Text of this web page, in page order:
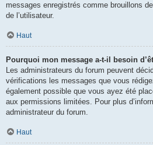
messages enregistrés comme brouillons
de l’utilisateur.
Haut
Pourquoi mon message a-t-il besoin
Les administrateurs du forum peuvent
vérifications les messages que vous
également possible que vous ayez été
aux permissions limitées. Pour plus
administrateur du forum.
Haut